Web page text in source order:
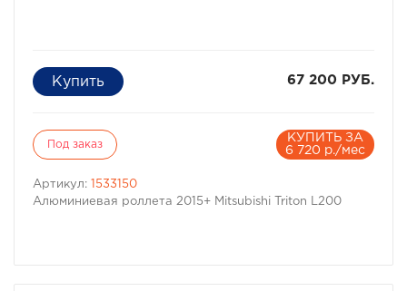
67 200 РУБ.
Под заказ
КУПИТЬ ЗА
6 720 р./мес
Артикул:
1533150
Алюминиевая роллета 2015+ Mitsubishi Triton L200